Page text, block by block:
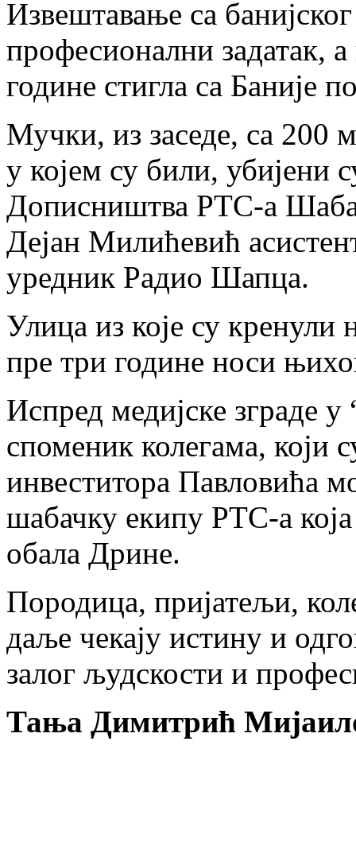
Извештавање са
професионални задатак, а
године стигла са Баније
Мучки, из заседе, са 200
у којем су били,
Дописништва РТС-а
Дејан Милићевић
уредник Радио Шапца.
Улица из које су
пре три године носи
Испред медијске зграде
споменик колегама, који
инвеститора Павловића
шабачку екипу РТС-а која
обала Дрине.
Породица, пријатељи,
даље чекају истину и
залог људскости и
Тања Димитрић